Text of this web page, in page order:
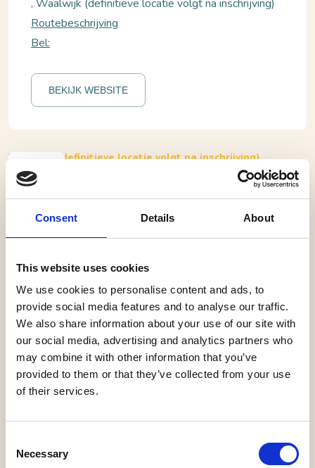
Consent Details About
This website uses cookies
We use cookies to personalise content and ads, to
provide social media features and to analyse our traffic.
We also share information about your use of our site with
our social media, advertising and analytics partners who
may combine it with other information that you’ve
provided to them or that they’ve collected from your use
of their services.
Selection
Necessary
Waalwijk (definitieve locatie volgt na inschrijving),
Waalwijk (definitieve locatie volgt na inschrijving)
Ostara-seizoenswandeling - Beleef de
Lente-Equinox in de natuur
Tijdens deze begeleide seizoenswandeling
een aantal momenten stil bij: - De energie van
Ostara in de natuur - Voelen van een nieuw begin
en aandacht voor richting - Wat je later dit jaar zou
willen oogsten - Het bepalen van een eerste stap of
eerste stappen Aan het einde van de wandeling
nemen we op een rustige plek de tijd om samen te
landen. We doen een passend ritueel waarin
werken met intentie, richting kiezen en een
moment kunt herinneren aan waar je aandacht
verwarmende Ostara kruidenthee, een gezonde
, Waalwijk (definitieve locatie volgt na inschrijving)
Routebeschrijving
Bel:
BEKIJK WEBSITE